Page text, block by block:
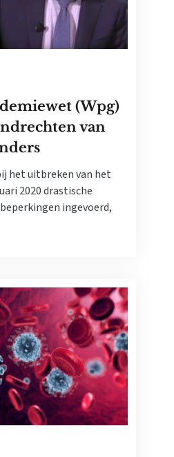
(Wpg)
van
het uitbreken van het
2020 drastische
ingevoerd,